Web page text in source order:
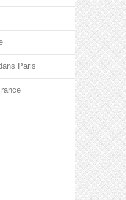
Paris